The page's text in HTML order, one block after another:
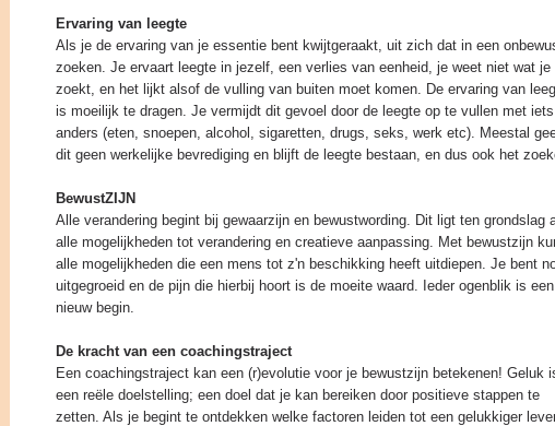
Ervaring van leegte
Als je de ervaring van je essentie bent kwijtgeraakt, uit zich dat in een
zoeken. Je ervaart leegte in jezelf, een verlies van eenheid, je weet niet wat je
zoekt, en het lijkt alsof de vulling van buiten moet komen. De ervaring van
is moeilijk te dragen. Je vermijdt dit gevoel door de leegte op te vullen met iets
anders (eten, snoepen, alcohol, sigaretten, drugs, seks, werk etc). Meestal
dit geen werkelijke bevrediging en blijft de leegte bestaan, en dus ook het
BewustZIJN
Alle verandering begint bij gewaarzijn en bewustwording. Dit ligt ten grondslag
alle mogelijkheden tot verandering en creatieve aanpassing. Met bewustzijn
alle mogelijkheden die een mens tot z'n beschikking heeft uitdiepen. Je bent
uitgegroeid en de pijn die hierbij hoort is de moeite waard. Ieder ogenblik is een
nieuw begin.
De kracht van een coachingstraject
Een coachingstraject kan een (r)evolutie voor je bewustzijn betekenen! Geluk
een reële doelstelling; een doel dat je kan bereiken door positieve stappen te
zetten. Als je begint te ontdekken welke factoren leiden tot een gelukkiger